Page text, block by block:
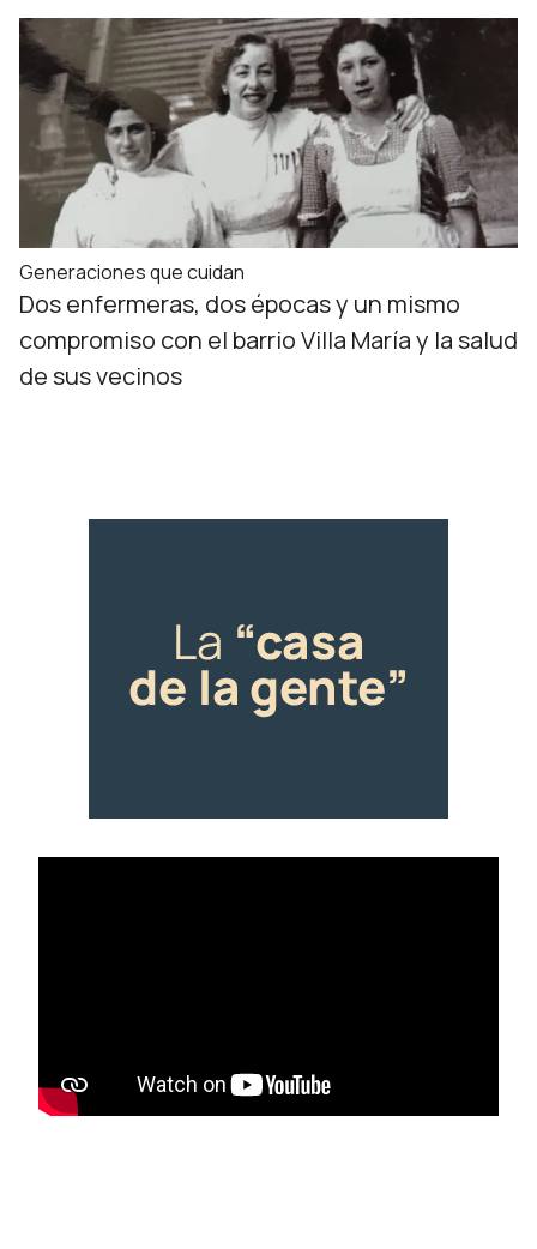
Generaciones que cuidan
Dos enfermeras, dos épocas y un mismo
compromiso con el barrio Villa María y la salud
de sus vecinos